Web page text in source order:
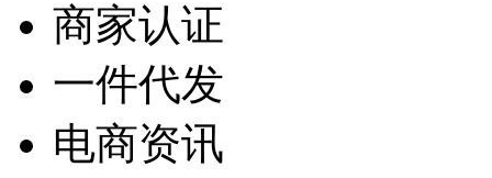
商家认证
一件代发
电商资讯